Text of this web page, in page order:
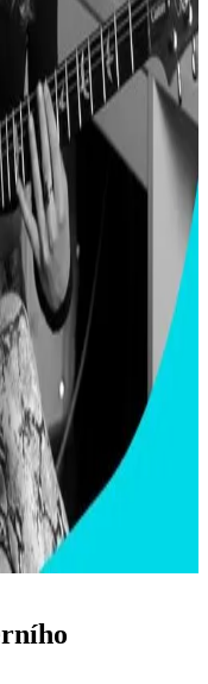
s online kolektivním